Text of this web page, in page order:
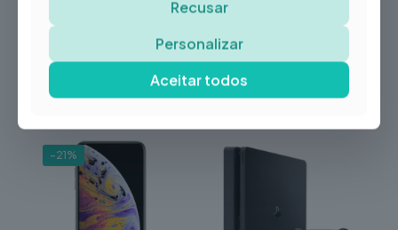
Placa-mãe, Formatação,
Intervenção Técnica
-21%
Recusar
Personalizar
Aceitar todos